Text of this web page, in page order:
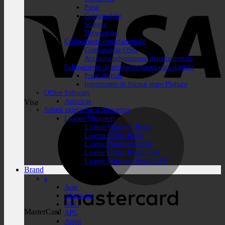
Visa
MasterCard
Piese
Consumabile
Scanere
Networking
Echipamente departamentale
Consumabile OSG
Accesorii echipamente departamentale
Echipamente de productie tipografica digitala
Prese digitale
Imprimante de format mare Plottare
Office Software
Antivirus
Solutii enterprise si datacenter
Licente Microsoft
Licente Windows Retail
Licente Office Retail
Licente Windows OEM
Licente Office Retail ESD
Licente Windows Retail ESD
Brand
a
Acer
Alienware
AOC
APC
Apple